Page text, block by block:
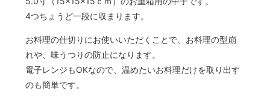
4つちょうど一段に収まります。
お料理の仕切りにお使いいただくことで、お料理の型崩
れや、味うつりの防止になります。
電子レンジもOKなので、温めたいお料理だけを取り出す
のも簡単です。